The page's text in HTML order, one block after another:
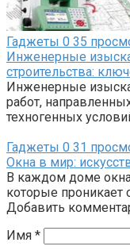
Гаджеты 0 35
Инженерные
строительства:
Инженерные
работ,
техногенных
Гаджеты 0 31
Окна в мир:
В каждом доме
которые проникает
Добавить
Имя *